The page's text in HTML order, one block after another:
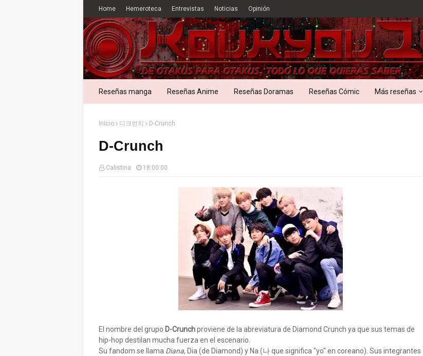
Home Hemeroteca Entrevistas Noticias Opinión
Reseñas manga Reseñas Anime Reseñas Doramas Reseñas Cómic Más reseñas
Inicio 디크런치 D-Crunch
D-Crunch
Calistina 18:00:00
El nombre del grupo D-Crunchproviene de la abreviatura de Diamond Crunch ya que sus temas de
hip-hop destilan mucha fuerza en el escenario.
Su fandom se llama Diana, Dia (de Diamond) y Na (나 que significa "yo" en coreano). Sus integrantes